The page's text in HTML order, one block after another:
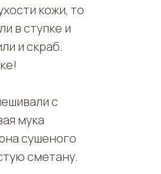
кожи, то
в ступке и
и скраб.
с
мука
сушеного
сметану.